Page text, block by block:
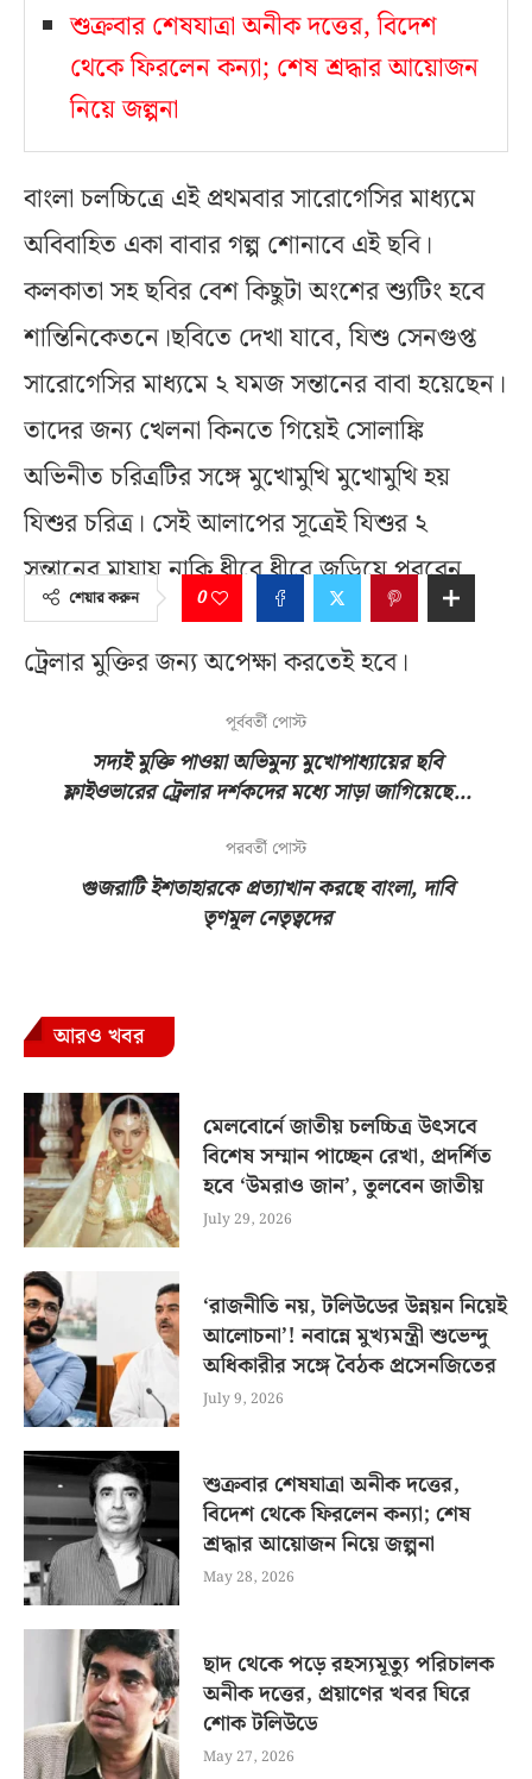
শুক্রবার শেষযাত্রা অনীক দত্তের, বিদেশ
থেকে ফিরলেন কন্যা; শেষ শ্রদ্ধার আয়োজন
নিয়ে জল্পনা
বাংলা চলচ্চিত্রে এই প্রথমবার সারোগেসির মাধ্যমে
অবিবাহিত একা বাবার গল্প শোনাবে এই ছবি।
কলকাতা সহ ছবির বেশ কিছুটা অংশের শ্যুটিং হবে
শান্তিনিকেতনে।ছবিতে দেখা যাবে, যিশু সেনগুপ্ত
সারোগেসির মাধ্যমে ২ যমজ সন্তানের বাবা হয়েছেন।
তাদের জন্য খেলনা কিনতে গিয়েই সোলাঙ্কি
অভিনীত চরিত্রটির সঙ্গে মুখোমুখি মুখোমুখি হয়
যিশুর চরিত্র। সেই আলাপের সূত্রেই যিশুর ২
সন্তানের মায়ায় নাকি ধীরে ধীরে জড়িয়ে পরবেন
সোলাঙ্কি।এরপর কি ঘটবে, তা জানার জন্য ছবির
ট্রেলার মুক্তির জন্য অপেক্ষা করতেই হবে।
শেয়ার করুন 0
পূর্ববর্তী পোস্ট
সদ্যই মুক্তি পাওয়া অভিমুন্য মুখোপাধ্যায়ের ছবি
ফ্লাইওভারের ট্রেলার দর্শকদের মধ্যে সাড়া জাগিয়েছে…
পরবর্তী পোস্ট
গুজরাটি ইশতাহারকে প্রত্যাখান করছে বাংলা, দাবি
তৃণমূল নেতৃত্বদের
আরও খবর
মেলবোর্নে জাতীয় চলচ্চিত্র উৎসবে
বিশেষ সম্মান পাচ্ছেন রেখা, প্রদর্শিত
হবে ‘উমরাও জান’, তুলবেন জাতীয়
July 29, 2026
‘রাজনীতি নয়, টলিউডের উন্নয়ন নিয়েই
আলোচনা’! নবান্নে মুখ্যমন্ত্রী শুভেন্দু
অধিকারীর সঙ্গে বৈঠক প্রসেনজিতের
July 9, 2026
শুক্রবার শেষযাত্রা অনীক দত্তের,
বিদেশ থেকে ফিরলেন কন্যা; শেষ
শ্রদ্ধার আয়োজন নিয়ে জল্পনা
May 28, 2026
ছাদ থেকে পড়ে রহস্যমূত্যু পরিচালক
অনীক দত্তের, প্রয়াণের খবর ঘিরে
শোক টলিউডে
May 27, 2026